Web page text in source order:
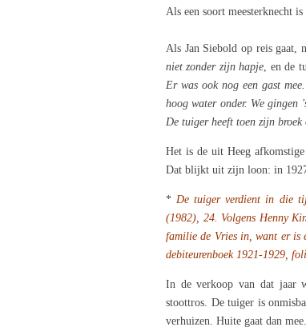
Als een soort meesterknecht
Als Jan Siebold op reis gaat,
niet zonder zijn hapje, en de
Er was ook nog een gast
hoog water onder. We gingen
De tuiger heeft toen zijn broek
Het is de uit Heeg
Dat blijkt uit zijn loon: in 1927
* De tuiger verdient in die
(1982), 24. Volgens Henny
familie de Vries in,want er is
debiteurenboek 1921-1929,
In de verkoop van dat jaar
stoottros. De tuiger is
verhuizen. Huite gaat dan